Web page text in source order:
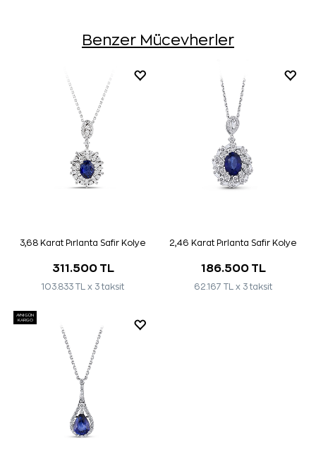
Benzer Mücevherler
3,68 Karat Pırlanta Safir Kolye
311.500 TL
103.833 TL x 3 taksit
2,46 Karat Pırlanta Safir Kolye
186.500 TL
62.167 TL x 3 taksit
AYNI GÜN
KARGO